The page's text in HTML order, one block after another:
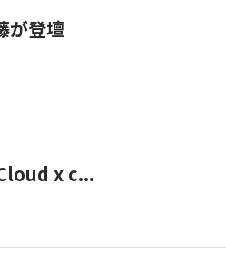
が登壇
x c...